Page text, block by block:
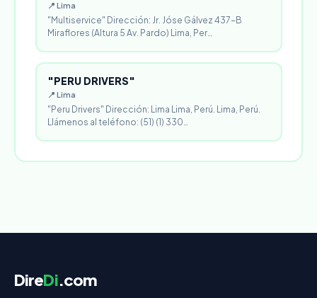
📍 Lima
"Multiservice" Dirección: Jr. Jóse Gálvez 437-B
Miraflores (Altura 5 Av. Pardo) Lima, Per…
"PERU DRIVERS"
📍 Lima
"Peru Drivers" Dirección: Lima Lima, Perú. Lima, Perú.
Llámenos al teléfono: (51) (1) 330…
DireDi.com